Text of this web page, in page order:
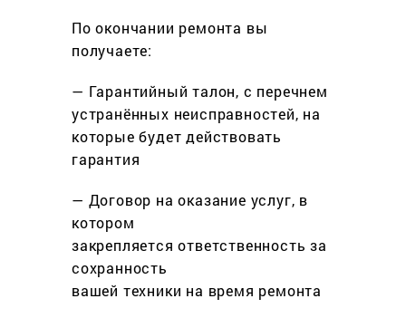
По окончании ремонта вы
получаете:
— Гарантийный талон, с перечнем
устранённых неисправностей, на
которые будет действовать
гарантия
— Договор на оказание услуг, в
котором
закрепляется ответственность за
сохранность
вашей техники на время ремонта